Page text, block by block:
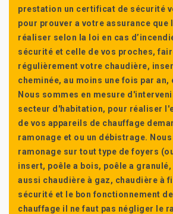
prestation un certificat de sécurité
pour prouver a votre assurance que
réaliser selon la loi en cas
sécurité et celle de vos proches,
régulièrement votre chaudière,
cheminée, au moins une fois par
Nous sommes en mesure
secteur d'habitation, pour réaliser
de vos appareils de chauffage
ramonage et ou un débistrage.
ramonage sur tout type de foyers
insert, poêle a bois, poêle a
aussi chaudière à gaz, chaudière à
sécurité et le bon fonctionnement
chauffage il ne faut pas négliger le